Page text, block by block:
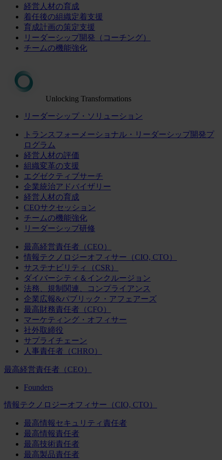
経営人材の育成
着任後の組織定着支援
育成計画の策定支援
リーダーシップ開発（コーチング）
チームの機能強化
Unlocking Transformations
リーダーシップ・ソリューション
トランスフォーメーショナル・リーダーシップ開発プ
ログラム
経営人材の評価
組織変革の支援
エグゼクティブサーチ
企業統治アドバイザリー
経営人材の育成
CEOサクセッション
チームの機能強化
リーダーシップ研修
最高経営責任者（CEO）
情報テクノロジーオフィサー（CIO, CTO）
サステナビリティ（CSR）
ダイバーシティ＆インクルージョン
法務、規制関連、コンプライアンス
企業広報&パブリック・アフェアーズ
最高財務責任者（CFO）
マーケティング・オフィサー
社外取締役
サプライチェーン
人事責任者（CHRO）
最高経営責任者（CEO）
Founders
情報テクノロジーオフィサー（CIO, CTO）
最高情報セキュリティ責任者
最高情報責任者
最高技術責任者
最高製品責任者